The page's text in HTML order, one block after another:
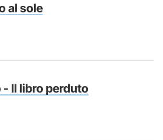
al sole
- Il libro perduto